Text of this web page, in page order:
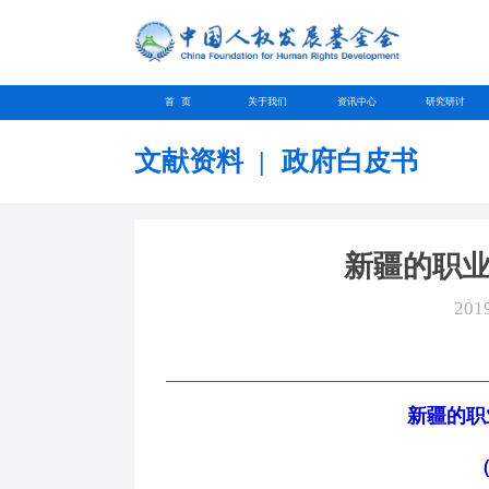
首 页 关于我们 资讯中心 研究研讨
文献资料 | 政府白皮书
新疆的职
新疆的